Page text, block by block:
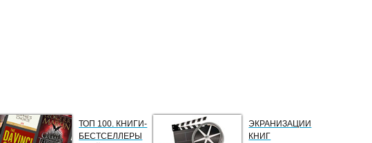
ТОП 100. КНИГИ-
БЕСТСЕЛЛЕРЫ
ЭКРАНИЗАЦИИ
КНИГ